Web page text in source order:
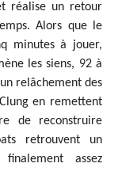
réalise un retour
Alors que le
minutes à jouer,
les siens, 92 à
relâchement des
en remettent
de reconstruire
retrouvent un
assez